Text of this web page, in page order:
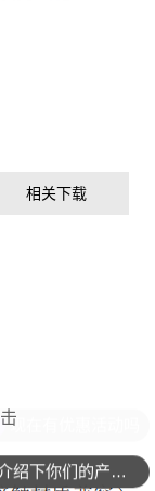
相关下载
可以介绍下你们的产品么
现在有优惠活动吗